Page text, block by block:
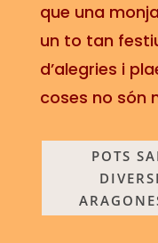
que una
un to tan
d’alegries i
coses no són
POTS